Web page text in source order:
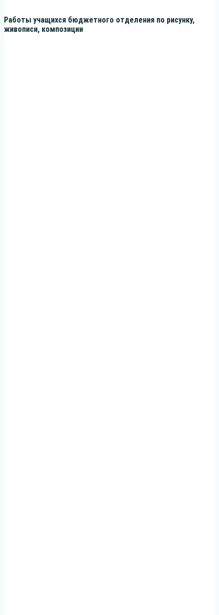
Рабо­ты уча­щих­ся бюд­жет­но­го отде­ле­ния по рисун­ку,
живо­пи­си, композиции